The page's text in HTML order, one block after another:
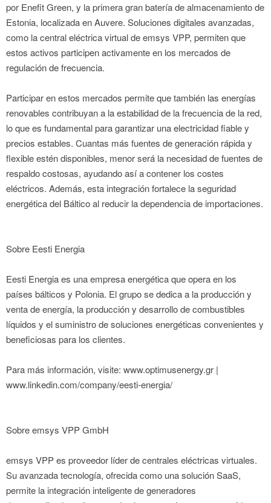
por Enefit Green, y la primera gran batería de almacenamiento de
Estonia, localizada en Auvere. Soluciones digitales avanzadas,
como la central eléctrica virtual de emsys VPP, permiten que
estos activos participen activamente en los mercados de
regulación de frecuencia.
Participar en estos mercados permite que también las energías
renovables contribuyan a la estabilidad de la frecuencia de la red,
lo que es fundamental para garantizar una electricidad fiable y
precios estables. Cuantas más fuentes de generación rápida y
flexible estén disponibles, menor será la necesidad de fuentes de
respaldo costosas, ayudando así a contener los costes
eléctricos. Además, esta integración fortalece la seguridad
energética del Báltico al reducir la dependencia de importaciones.
Sobre Eesti Energia
Eesti Energia es una empresa energética que opera en los
países bálticos y Polonia. El grupo se dedica a la producción y
venta de energía, la producción y desarrollo de combustibles
líquidos y el suministro de soluciones energéticas convenientes y
beneficiosas para los clientes.
Para más información, visite: www.optimusenergy.gr |
www.linkedin.com/company/eesti-energia/
Sobre emsys VPP GmbH
emsys VPP es proveedor líder de centrales eléctricas virtuales.
Su avanzada tecnología, ofrecida como una solución SaaS,
permite la integración inteligente de generadores